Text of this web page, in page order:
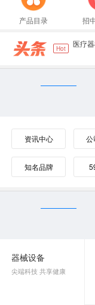
产品目录 招
Hot
国家
郑州
郑州
河南
医疗
资讯中心
知名品牌
器械设备
尖端科技 共享健康